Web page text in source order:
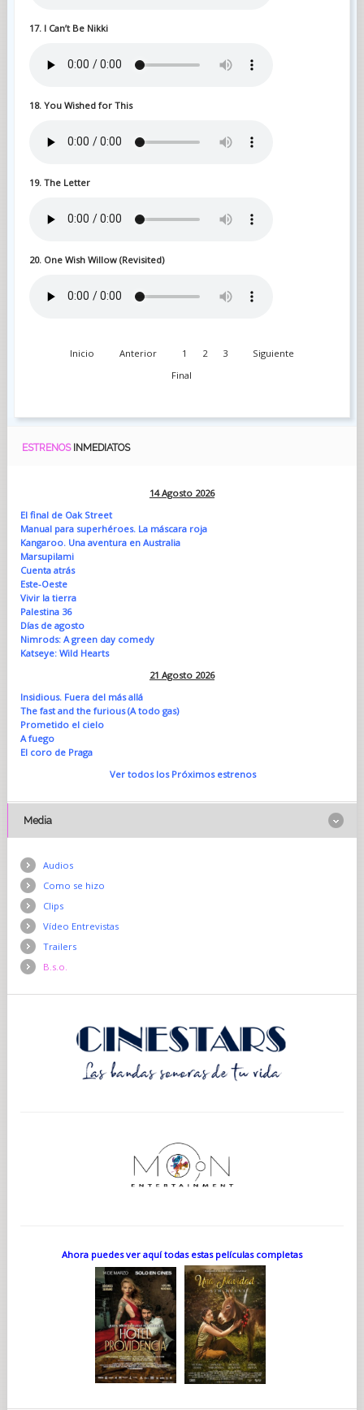
17. I Can’t Be Nikki
18. You Wished for This
19. The Letter
20. One Wish Willow (Revisited)
Inicio Anterior 1 2 3
Siguiente
Final
ESTRENOS INMEDIATOS
14 Agosto 2026
El final de Oak Street
Manual para superhéroes. La máscara roja
Kangaroo. Una aventura en Australia
Marsupilami
Cuenta atrás
Este-Oeste
Vivir la tierra
Palestina 36
Días de agosto
Nimrods: A green day comedy
Katseye: Wild Hearts
21 Agosto 2026
Insidious. Fuera del más allá
The fast and the furious (A todo gas)
Prometido el cielo
A fuego
El coro de Praga
Ver todos los Próximos estrenos
Media
Audios
Como se hizo
Clips
Vídeo Entrevistas
Trailers
B.s.o.
Ahora puedes ver aquí todas estas películas completas